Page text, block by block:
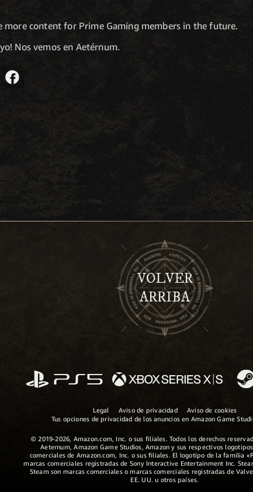
more content for Prime Gaming members in the future.
Nos vemos en Aetérnum.
VOLVER
ARRIBA
Legal Aviso de privacidad
Aviso de cookies
Tus opciones de privacidad de los anuncios en Amazon Game
© 2019-2026, Amazon.com, Inc. o sus filiales. Todos los derechos
Aeternum, Amazon Game Studios, Amazon y sus respectivos
comerciales de Amazon.com, Inc. o sus filiales. El logotipo de la familia
marcas comerciales registradas de Sony Interactive Entertainment Inc.
Steam son marcas comerciales o marcas comerciales registradas de
EE. UU. u otros países.